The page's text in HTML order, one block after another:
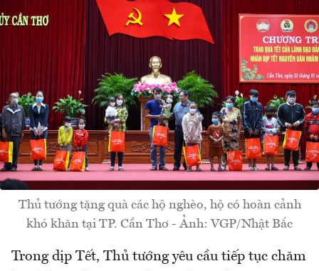
Thủ tướng tặng quà các hộ nghèo, hộ có hoàn cảnh
khó khăn tại TP. Cần Thơ - Ảnh: VGP/Nhật Bắc
Trong dịp Tết, Thủ tướng yêu cầu tiếp tục chăm